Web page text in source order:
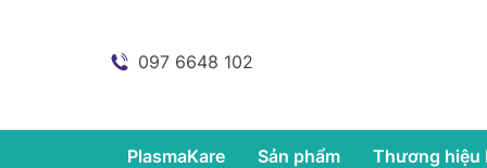
097 6648 102
PlasmaKare Sản phẩm Thương hiệu